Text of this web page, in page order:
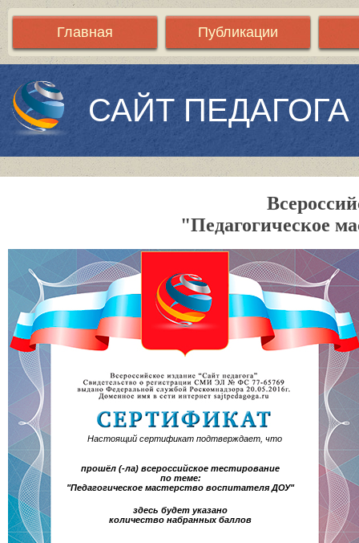
Главная Публикации
САЙТ ПЕДАГОГА
"Педагогическое
Настоящий сертификат подтверждает, что
прошёл (-ла) всероссийское тестирование
по теме:
"Педагогическое мастерство воспитателя ДОУ"
здесь будет указано
количество набранных баллов